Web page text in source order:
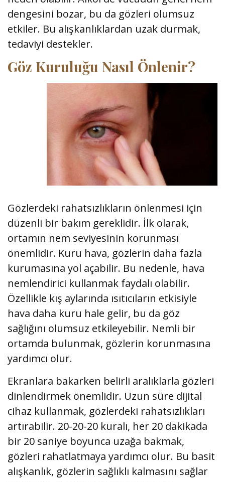
dengesini bozar, bu da gözleri olumsuz
etkiler. Bu alışkanlıklardan uzak durmak,
tedaviyi destekler.
Göz Kuruluğu Nasıl Önlenir?
Gözlerdeki rahatsızlıkların önlenmesi için
düzenli bir bakım gereklidir. İlk olarak,
ortamın nem seviyesinin korunması
önemlidir. Kuru hava, gözlerin daha fazla
kurumasına yol açabilir. Bu nedenle, hava
nemlendirici kullanmak faydalı olabilir.
Özellikle kış aylarında ısıtıcıların etkisiyle
hava daha kuru hale gelir, bu da göz
sağlığını olumsuz etkileyebilir. Nemli bir
ortamda bulunmak, gözlerin korunmasına
yardımcı olur.
Ekranlara bakarken belirli aralıklarla gözleri
dinlendirmek önemlidir. Uzun süre dijital
cihaz kullanmak, gözlerdeki rahatsızlıkları
artırabilir. 20-20-20 kuralı, her 20 dakikada
bir 20 saniye boyunca uzağa bakmak,
gözleri rahatlatmaya yardımcı olur. Bu basit
alışkanlık, gözlerin sağlıklı kalmasını sağlar